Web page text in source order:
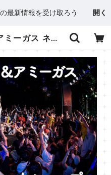
最新情報を受け取ろう 開く
せのしすたぁ＆アミーガス ネットショップ